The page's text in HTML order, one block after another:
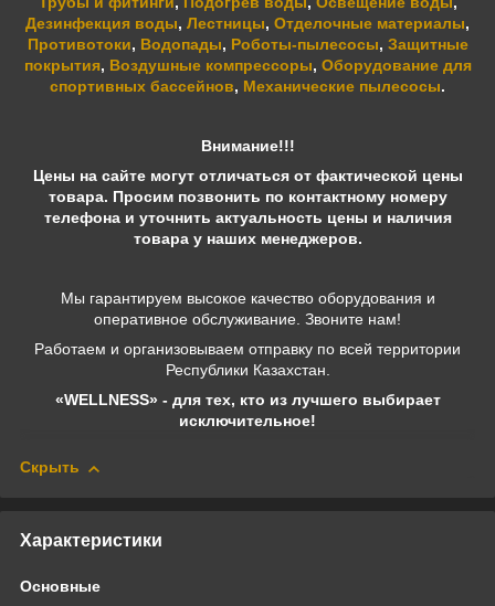
Дезинфекция воды, Лестницы, Отделочные материалы,
Противотоки, Водопады, Роботы-пылесосы, Защитные
покрытия, Воздушные компрессоры, Оборудование для
спортивных бассейнов, Механические пылесосы.
Внимание!!!
Цены на сайте могут отличаться от фактической цены
товара. Просим позвонить по контактному номеру
телефона и уточнить актуальность цены и наличия
товара у наших менеджеров.
Мы гарантируем высокое качество оборудования и
оперативное обслуживание. Звоните нам!
Работаем и организовываем отправку по всей территории
Республики Казахстан.
«WELLNESS» - для тех, кто из лучшего выбирает
исключительное!
Скрыть
Характеристики
Основные